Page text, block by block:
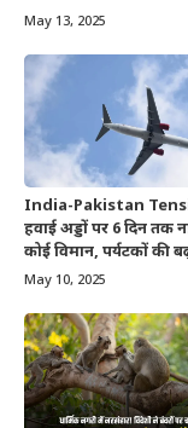
May 13, 2025
India-Pakistan
हवाई अड्डों पर 6 दिन तक
कोई विमान, पर्यटकों की
May 10, 2025